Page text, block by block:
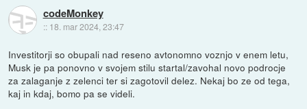
codeMonkey
:: 18. mar 2024, 23:47
Investitorji so obupali nad reseno avtonomno voznjo v enem letu,
Musk je pa ponovno v svojem stilu startal/zavohal novo podrocje
za zalaganje z zelenci ter si zagotovil delez. Nekaj bo ze od tega,
kaj in kdaj, bomo pa se videli.